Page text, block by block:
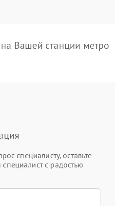
Вашей станции метро
специалисту, оставьте
с радостью